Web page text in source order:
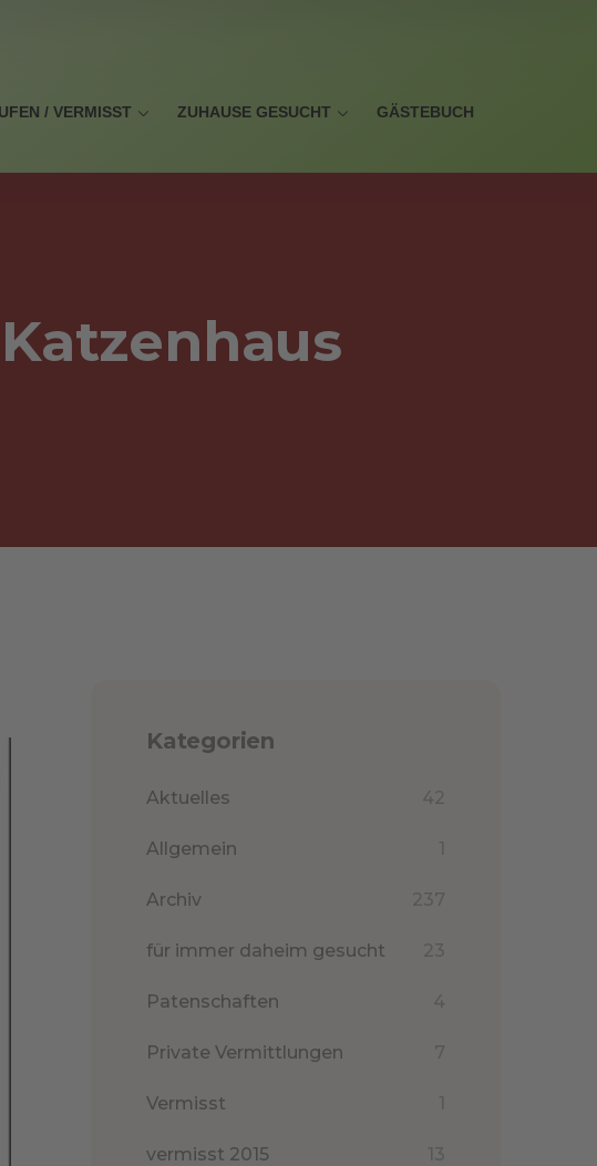
/ VERMISST ZUHAUSE GESUCHT GÄSTEBUCH
Kategorien
Aktuelles 42
Allgemein 1
Archiv 237
für immer daheim gesucht 23
Patenschaften 4
Private Vermittlungen 7
Vermisst 1
vermisst 2015 13